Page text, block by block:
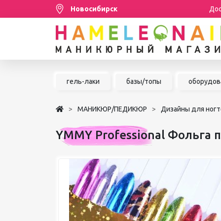
Новосибирск
Распродажа
НАРАЩИВАНИЕ РЕСНИЦ
ШУГАРИНГ/ДЕПИЛЯЦИЯ
АКСЕССУАРЫ
БРЕНДЫ
гель-лаки базы/топы
МАНИКЮР/ПЕДИКЮР Дизайны для
YMMY Professional Фольга